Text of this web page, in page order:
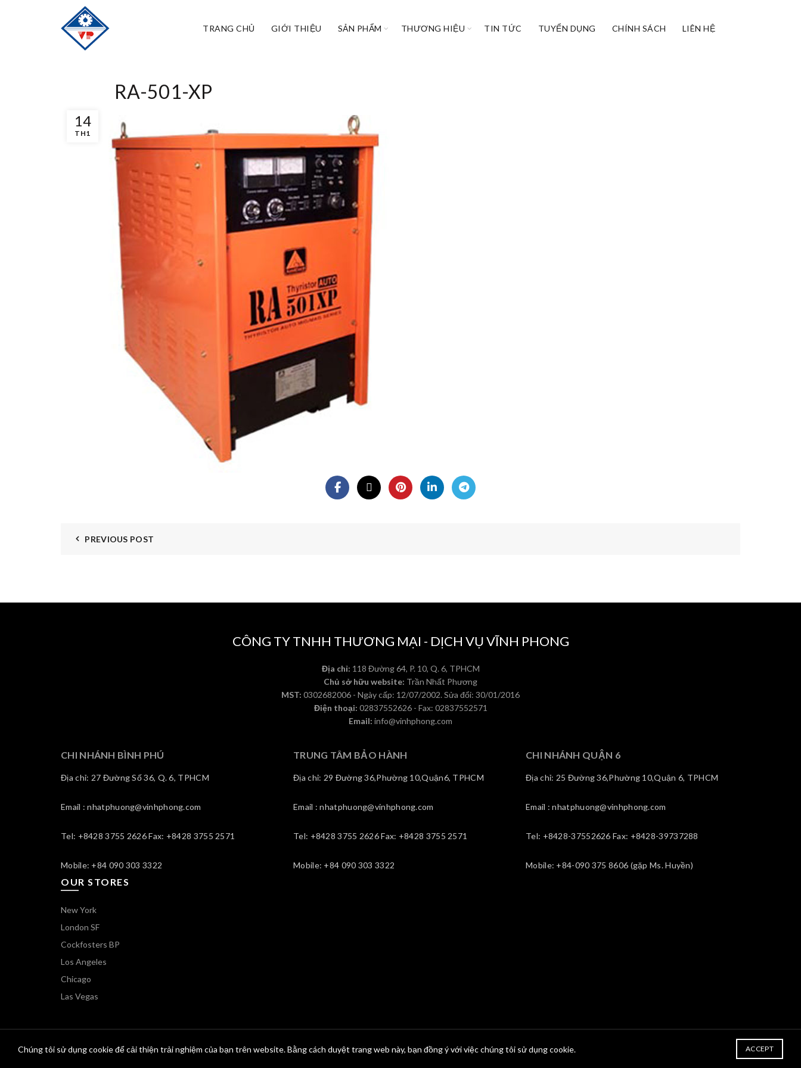
TRANG CHỦ GIỚI THIỆU SẢN PHẨM THƯƠNG HIỆU TIN TỨC TUYỂN DỤNG CHÍNH SÁCH LIÊN HỆ
14
TH1
RA-501-XP
PREVIOUS POST
CÔNG TY TNHH THƯƠNG MẠI - DỊCH VỤ VĨNH PHONG
Địa chỉ: 118 Đường 64, P. 10, Q. 6, TPHCM
Chủ sở hữu website: Trần Nhất Phương
MST: 0302682006 - Ngày cấp: 12/07/2002. Sửa đổi: 30/01/2016
Điện thoại: 02837552626 - Fax: 02837552571
Email: info@vinhphong.com
CHI NHÁNH BÌNH PHÚ
Địa chỉ: 27 Đường Số 36, Q. 6, TPHCM
Email : nhatphuong@vinhphong.com
Tel: +8428 3755 2626 Fax: +8428 3755 2571
Mobile: +84 090 303 3322
TRUNG TÂM BẢO HÀNH
Địa chỉ: 29 Đường 36,Phường 10,Quận6, TPHCM
Email : nhatphuong@vinhphong.com
Tel: +8428 3755 2626 Fax: +8428 3755 2571
Mobile: +84 090 303 3322
CHI NHÁNH QUẬN 6
Địa chỉ: 25 Đường 36,Phường 10,Quận 6, TPHCM
Email : nhatphuong@vinhphong.com
Tel: +8428-37552626 Fax: +8428-39737288
Mobile: +84-090 375 8606 (gặp Ms. Huyền)
OUR STORES
New York
London SF
Cockfosters BP
Los Angeles
Chicago
Las Vegas
© 2026Vĩnh Phong. All rights reserved
Chúng tôi sử dụng cookie để cải thiện trải nghiệm của bạn trên website. Bằng cách duyệt trang web này, bạn đồng ý với việc chúng tôi sử dụng cookie. ACCEPT